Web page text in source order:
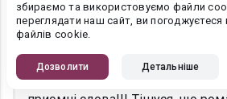
Лія Тан
03.04.2023, 15:17:00
Лілія Гнатів, Дякую, моя
збираємо та використовуємо файли
переглядати наш сайт, ви погоджуєтеся
файлів cookie.
Дозволити Детальніше